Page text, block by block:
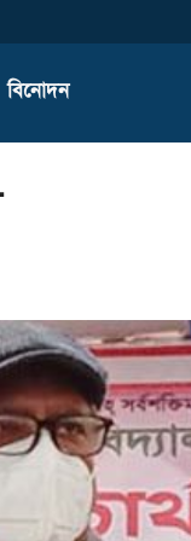
বিনোদন